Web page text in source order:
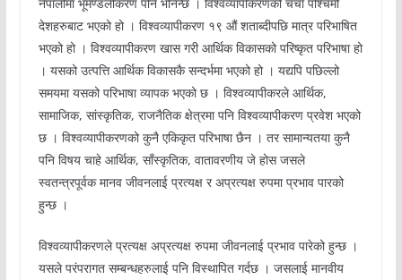
देशहरुबाट भएको हो । विश्वव्यापीकरण १९ औं शताब्दीपछि मात्र परिभाषित
भएको हो । विश्वव्यापीकरण खास गरी आर्थिक विकासको परिष्कृत परिभाषा हो
। यसको उत्पत्ति आर्थिक विकासकै सन्दर्भमा भएको हो । यद्यपि पछिल्लो
समयमा यसको परिभाषा व्यापक भएको छ । विश्वव्यापीकरले आर्थिक,
सामाजिक, सांस्कृतिक, राजनैतिक क्षेत्रमा पनि विश्वव्यापीकरण प्रवेश भएको
छ । विश्वव्यापीकरणको कुनै एकिकृत परिभाषा छैन । तर सामान्यतया कुनै
पनि विषय चाहे आर्थिक, साँस्कृतिक, वातावरणीय जे होस जसले
स्वतन्त्रपूर्वक मानव जीवनलाई प्रत्यक्ष र अप्रत्यक्ष रुपमा प्रभाव पारको
हुन्छ ।
विश्वव्यापीकरणले प्रत्यक्ष अप्रत्यक्ष रुपमा जीवनलाई प्रभाव पारेको हुन्छ ।
यसले परंपरागत सम्बन्धहरुलाई पनि विस्थापित गर्दछ । जसलाई मानवीय